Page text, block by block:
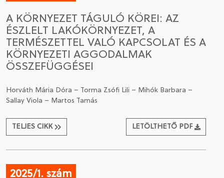
CSATLAKOZÁS A TÁRSASÁGHOZ / MEGÚJÍTOM A
TAGSÁGOMAT
A KÖRNYEZET TÁGULÓ KÖREI: AZ
ÉSZLELT LAKÓKÖRNYEZET, A
TERMÉSZETTEL VALÓ KAPCSOLAT ÉS A
KÖRNYEZETI AGGODALMAK
ÖSSZEFÜGGÉSEI
Horváth Mária Dóra – Torma Zsófi Lili – Mihók Barbara –
Sallay Viola – Martos Tamás
TELJES CIKK LETÖLTHETŐ PDF
2025/1. szám